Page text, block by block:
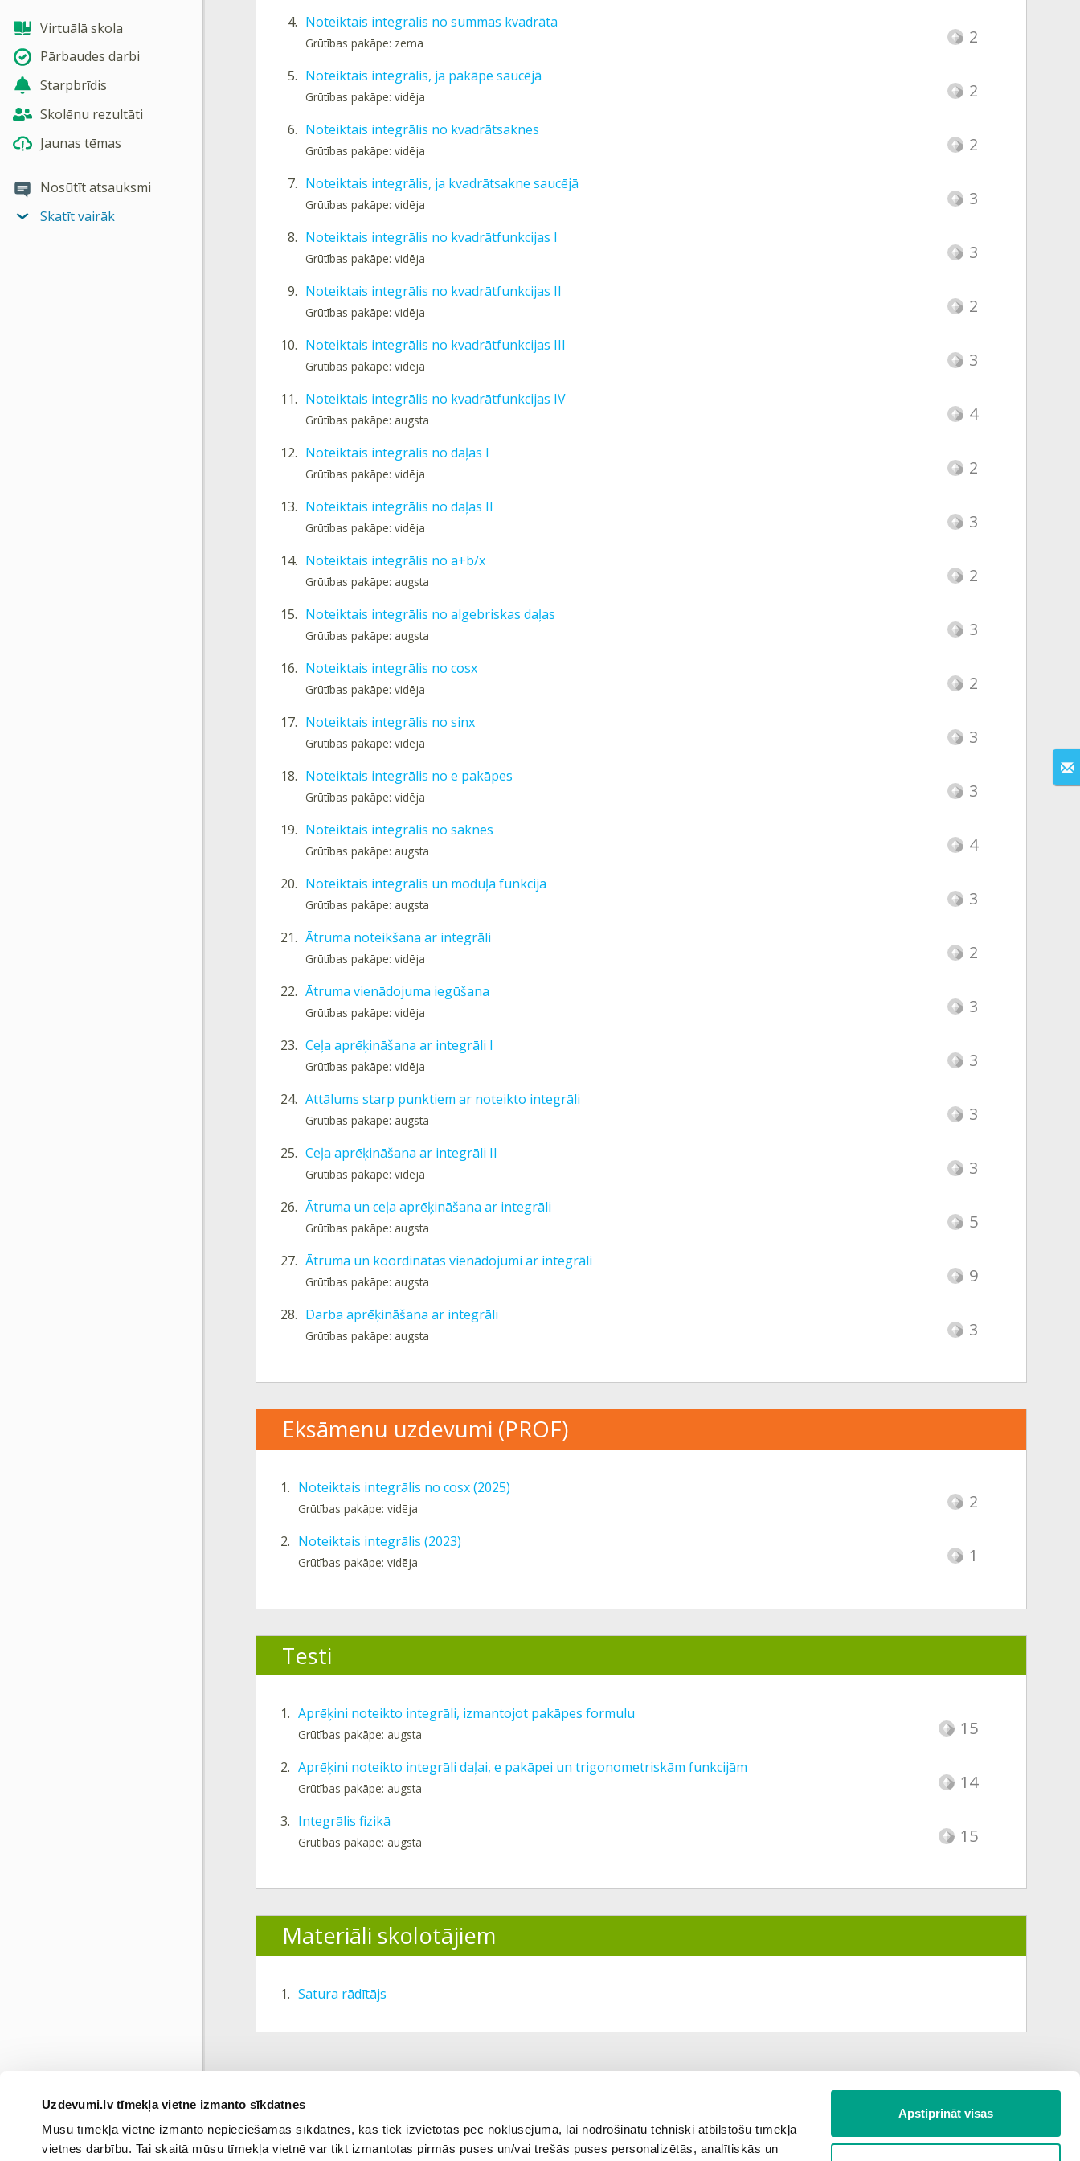
Uzdevumi.lv tīmekļa vietne izmanto sīkdatnes
Mūsu tīmekļa vietne izmanto nepieciešamās sīkdatnes, kas tiek izvietotas pēc noklusējuma, lai nodrošinātu tehniski atbilstošu tīmekļa
vietnes darbību. Tai skaitā mūsu tīmekļa vietnē var tikt izmantotas pirmās puses un/vai trešās puses personalizētās, analītiskās un
Apstiprināt visas
Virtuālā skola
Pārbaudes darbi
Starpbrīdis
Skolēnu rezultāti
Jaunas tēmas
Nosūtīt atsauksmi
Skatīt vairāk
4. Noteiktais integrālis no summas kvadrāta
Grūtības pakāpe: zema 2
5. Noteiktais integrālis, ja pakāpe saucējā
Grūtības pakāpe: vidēja 2
6. Noteiktais integrālis no kvadrātsaknes
Grūtības pakāpe: vidēja 2
7. Noteiktais integrālis, ja kvadrātsakne saucējā
Grūtības pakāpe: vidēja 3
8. Noteiktais integrālis no kvadrātfunkcijas I
Grūtības pakāpe: vidēja 3
9. Noteiktais integrālis no kvadrātfunkcijas II
Grūtības pakāpe: vidēja 2
10. Noteiktais integrālis no kvadrātfunkcijas III
Grūtības pakāpe: vidēja 3
11. Noteiktais integrālis no kvadrātfunkcijas IV
Grūtības pakāpe: augsta 4
12. Noteiktais integrālis no daļas I
Grūtības pakāpe: vidēja 2
13. Noteiktais integrālis no daļas II
Grūtības pakāpe: vidēja 3
14. Noteiktais integrālis no a+b/x
Grūtības pakāpe: augsta 2
15. Noteiktais integrālis no algebriskas daļas
Grūtības pakāpe: augsta 3
16. Noteiktais integrālis no cosx
Grūtības pakāpe: vidēja 2
17. Noteiktais integrālis no sinx
Grūtības pakāpe: vidēja 3
18. Noteiktais integrālis no e pakāpes
Grūtības pakāpe: vidēja 3
19. Noteiktais integrālis no saknes
Grūtības pakāpe: augsta 4
20. Noteiktais integrālis un moduļa funkcija
Grūtības pakāpe: augsta 3
21. Ātruma noteikšana ar integrāli
Grūtības pakāpe: vidēja 2
22. Ātruma vienādojuma iegūšana
Grūtības pakāpe: vidēja 3
23. Ceļa aprēķināšana ar integrāli I
Grūtības pakāpe: vidēja 3
24. Attālums starp punktiem ar noteikto integrāli
Grūtības pakāpe: augsta 3
25. Ceļa aprēķināšana ar integrāli II
Grūtības pakāpe: vidēja 3
26. Ātruma un ceļa aprēķināšana ar integrāli
Grūtības pakāpe: augsta 5
27. Ātruma un koordinātas vienādojumi ar integrāli
Grūtības pakāpe: augsta 9
28. Darba aprēķināšana ar integrāli
Grūtības pakāpe: augsta 3
Eksāmenu uzdevumi (PROF)
1. Noteiktais integrālis no cosx (2025)
Grūtības pakāpe: vidēja 2
2. Noteiktais integrālis (2023)
Grūtības pakāpe: vidēja 1
Testi
1. Aprēķini noteikto integrāli, izmantojot pakāpes formulu
Grūtības pakāpe: augsta 15
2. Aprēķini noteikto integrāli daļai, e pakāpei un trigonometriskām funkcijām
Grūtības pakāpe: augsta 14
3. Integrālis fizikā
Grūtības pakāpe: augsta 15
Materiāli skolotājiem
1. Satura rādītājs
Nākamā tēma